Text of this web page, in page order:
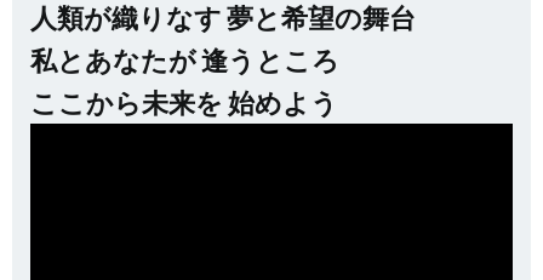
人類が織りなす 夢と希望の舞台
私とあなたが 逢うところ
ここから未来を 始めよう